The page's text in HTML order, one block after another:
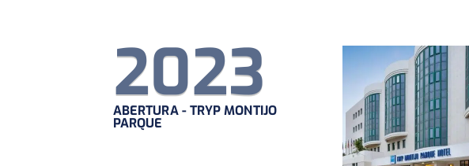
2023
ABERTURA - TRYP MONTIJO
PARQUE